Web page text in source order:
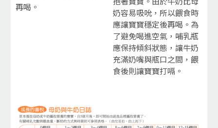
再喝。
奶容易吸吮，所以餵食時
應讓寶寶穩定後再喝。為
了避免喝進空氣，哺乳瓶
應保持傾斜狀態，讓牛奶
充滿奶嘴與瓶口之間，餵
食後則讓寶寶打嗝。